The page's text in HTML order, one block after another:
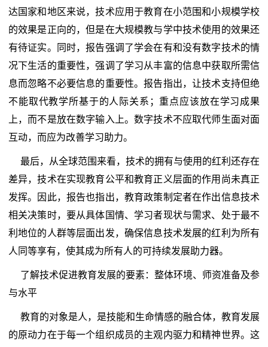
达国家和地区来说，技术应用于教育在小范围和小规模学校
的效果是正向的，但是在大规模教与学中技术使用的效果还
有待证实。同时，报告强调了学会在有和没有数字技术的情
况下生活的重要性，强调了学习从丰富的信息中获取所需信
息而忽略不必要信息的重要性。报告指出，让技术支持但绝
不能取代教学所基于的人际关系；重点应该放在学习成果
上，而不是放在数字输入上。数字技术不应取代师生面对面
互动，而应为改善学习助力。
最后，从全球范围来看，技术的拥有与使用的红利还存在
差异，技术在实现教育公平和教育正义层面的作用尚未真正
发挥。因此，报告也指出，教育政策制定者在作出信息技术
相关决策时，要从具体国情、学习者现状与需求、处于最不
利地位的人群等层面出发，确保信息技术发展的红利为所有
人同等享有，使其成为所有人的可持续发展助力器。
了解技术促进教育发展的要素：整体环境、师资准备及参
与水平
教育的对象是人，是技能和生命情感的融合体，教育发展
的原动力在于每一个组织成员的主观内驱力和精神世界。这